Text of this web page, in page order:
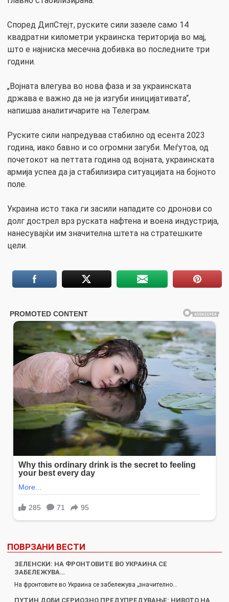
Според ДипСтејт, руските сили зазеле само 14
квадратни километри украинска територија во мај,
што е најниска месечна добивка во последните три
години.
„Војната влегува во нова фаза и за украинската
држава е важно да не ја изгуби иницијативата“,
напишаа аналитичарите на Телеграм.
Руските сили напредуваа стабилно од есента 2023
година, иако бавно и со огромни загуби. Меѓутоа, од
почетокот на петтата година од војната, украинската
армија успеа да ја стабилизира ситуацијата на бојното
поле.
Украина исто така ги засили нападите со дронови со
долг дострел врз руската нафтена и воена индустрија,
нанесувајќи им значителна штета на стратешките
цели.
ПОВРЗАНИ ВЕСТИ
ЗЕЛЕНСКИ: НА ФРОНТОВИТЕ ВО УКРАИНА СЕ
ЗАБЕЛЕЖУВА…
На фронтовите во Украина се забележува „значително…
ПУТИН ДОБИ СЕРИОЗНО ПРЕДУПРЕДУВАЊЕ: НИВОТО НА